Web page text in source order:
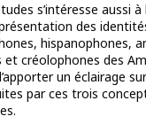
s’intéresse aussi
des
hispanophones,
créolophones des
un éclairage
par ces trois